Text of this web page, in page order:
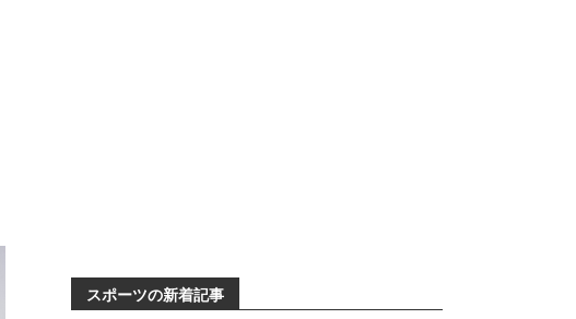
スポーツの新着記事